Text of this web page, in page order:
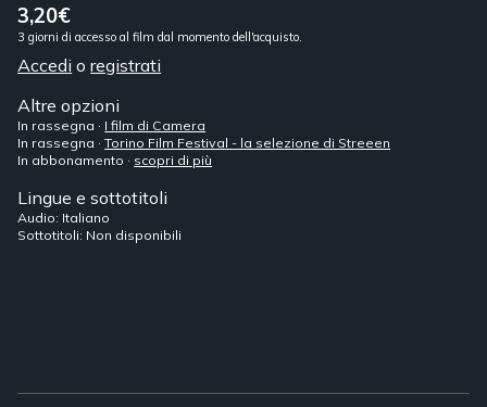
3,20€
3 giorni di accesso al film dal momento dell'acquisto.
Accedi oregistrati
Altre opzioni
In rassegna · I film di Camera
In rassegna ·Torino Film Festival - la selezione di Streeen
In abbonamento · scopri di più
Lingue e sottotitoli
Audio: Italiano
Sottotitoli: Non disponibili